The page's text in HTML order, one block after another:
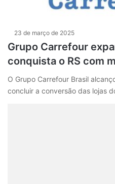
23 de março de 2025
Grupo Carrefour
conquista o RS com
O Grupo Carrefour Brasil
concluir a conversão das lojas